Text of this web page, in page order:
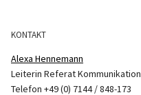
KONTAKT
Alexa Hennemann
Leiterin Referat Kommunikation
Telefon +49 (0) 7144 / 848-173